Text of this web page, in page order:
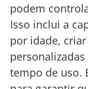
podem
Isso inclui a
por idade,
tempo de uso.